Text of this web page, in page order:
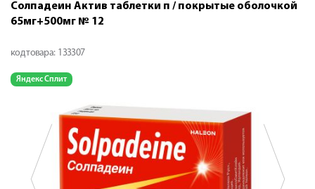
Солпадеин Актив таблетки п / покрытые оболочкой
65мг+500мг № 12
код товара: 133307
Яндекс Сплит